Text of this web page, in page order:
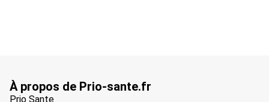
À propos de Prio-sante.fr
Prio Sante